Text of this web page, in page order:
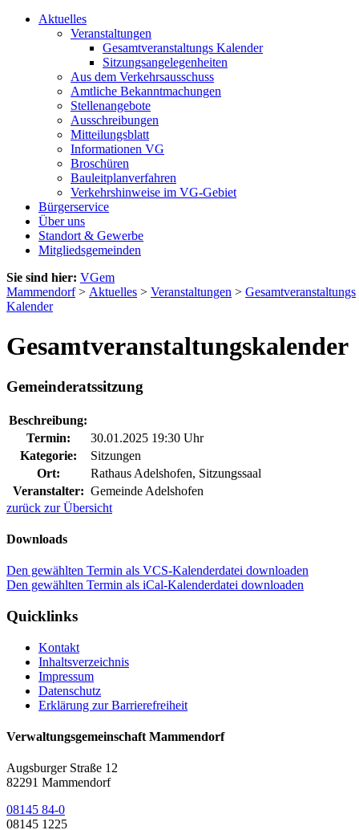
Aktuelles
Veranstaltungen
Gesamtveranstaltungs Kalender
Sitzungsangelegenheiten
Aus dem Verkehrsausschuss
Amtliche Bekanntmachungen
Stellenangebote
Ausschreibungen
Mitteilungsblatt
Informationen VG
Broschüren
Bauleitplanverfahren
Verkehrshinweise im VG-Gebiet
Bürgerservice
Über uns
Standort & Gewerbe
Mitgliedsgemeinden
Sie sind hier: VGem
Mammendorf> Aktuelles > Veranstaltungen > Gesamtveranstaltungs
Kalender
Gesamtveranstaltungskalender
Gemeinderatssitzung
Beschreibung:
Termin:
30.01.2025 19:30 Uhr
Kategorie:
Sitzungen
Ort:
Rathaus Adelshofen, Sitzungssaal
Veranstalter: Gemeinde Adelshofen
zurück zur Übersicht
Downloads
Den gewählten Termin als VCS-Kalenderdatei downloaden
Den gewählten Termin als iCal-Kalenderdatei downloaden
Quicklinks
Kontakt
Inhaltsverzeichnis
Impressum
Datenschutz
Erklärung zur Barrierefreiheit
Verwaltungsgemeinschaft Mammendorf
Augsburger Straße 12
82291 Mammendorf
08145 84-0
08145 1225